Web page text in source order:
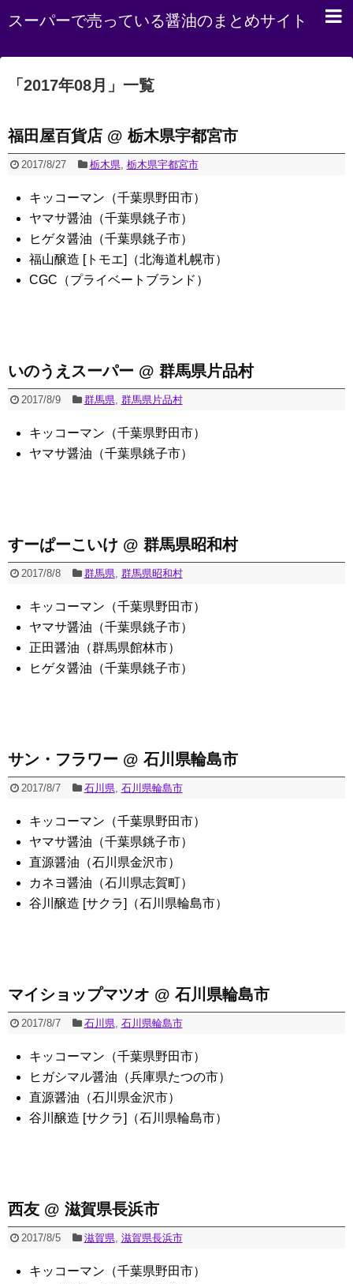
スーパーで売っている醤油のまとめサイト
「 2017年08月 」 一覧
福田屋百貨店 @ 栃木県宇都宮市
2017/8/27 栃木県, 栃木県宇都宮市
キッコーマン（千葉県野田市）
ヤマサ醤油（千葉県銚子市）
ヒゲタ醤油（千葉県銚子市）
福山醸造 [トモエ]（北海道札幌市）
CGC（プライベートブランド）
いのうえスーパー @ 群馬県片品村
2017/8/9 群馬県, 群馬県片品村
キッコーマン（千葉県野田市）
ヤマサ醤油（千葉県銚子市）
すーぱーこいけ @ 群馬県昭和村
2017/8/8 群馬県, 群馬県昭和村
キッコーマン（千葉県野田市）
ヤマサ醤油（千葉県銚子市）
正田醤油（群馬県館林市）
ヒゲタ醤油（千葉県銚子市）
サン・フラワー @ 石川県輪島市
2017/8/7 石川県, 石川県輪島市
キッコーマン（千葉県野田市）
ヤマサ醤油（千葉県銚子市）
直源醤油（石川県金沢市）
カネヨ醤油（石川県志賀町）
谷川醸造 [サクラ]（石川県輪島市）
マイショップマツオ @ 石川県輪島市
2017/8/7 石川県, 石川県輪島市
キッコーマン（千葉県野田市）
ヒガシマル醤油（兵庫県たつの市）
直源醤油（石川県金沢市）
谷川醸造 [サクラ]（石川県輪島市）
西友 @ 滋賀県長浜市
2017/8/5 滋賀県, 滋賀県長浜市
キッコーマン（千葉県野田市）